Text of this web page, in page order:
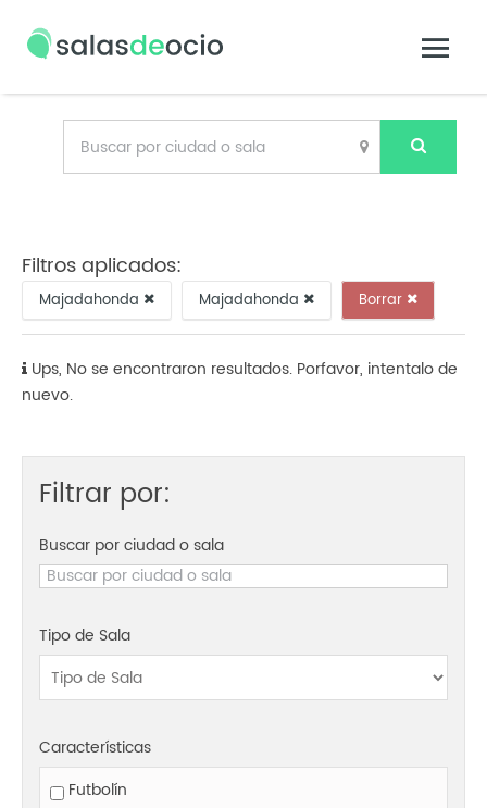
Filtros aplicados:
Majadahonda Majadahonda Borrar
Ups, No se encontraron resultados. Porfavor, intentalo de
nuevo.
Filtrar por:
Buscar por ciudad o sala
Tipo de Sala
Características
Futbolín